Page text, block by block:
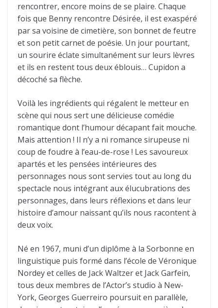
rencontrer, encore moins de se plaire. Chaque
fois que Benny rencontre Désirée, il est exaspéré
par sa voisine de cimetière, son bonnet de feutre
et son petit carnet de poésie. Un jour pourtant,
un sourire éclate simultanément sur leurs lèvres
et ils en restent tous deux éblouis… Cupidon a
décoché sa flèche.
Voilà les ingrédients qui régalent le metteur en
scène qui nous sert une délicieuse comédie
romantique dont l’humour décapant fait mouche.
Mais attention ! Il n’y a ni romance sirupeuse ni
coup de foudre à l’eau-de-rose ! Les savoureux
apartés et les pensées intérieures des
personnages nous sont servies tout au long du
spectacle nous intégrant aux élucubrations des
personnages, dans leurs réflexions et dans leur
histoire d’amour naissant qu’ils nous racontent à
deux voix.
Né en 1967, muni d’un diplôme à la Sorbonne en
linguistique puis formé dans l’école de Véronique
Nordey et celles de Jack Waltzer et Jack Garfein,
tous deux membres de l’Actor’s studio à New-
York, Georges Guerreiro poursuit en parallèle,